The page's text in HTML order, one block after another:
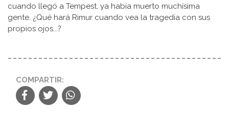
cuando llegó a Tempest, ya había muerto muchísima
gente. ¿Qué hará Rimur cuando vea la tragedia con sus
propios ojos...?
COMPARTIR: